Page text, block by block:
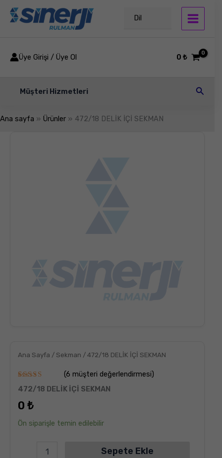
İçeriğe
atla
Dil
Üye Girişi / Üye Ol 0₺
Müşteri Hizmetleri Arama
Ana sayfa Ürünler 472/18 DELİK İÇİ SEKMAN
Ana Sayfa / Sekman / 472/18 DELİK İÇİ SEKMAN
6müşteri
puanına
5
5.00
puan
aldı
(6 müşteri değerlendirmesi)
472/18 DELİK İÇİ SEKMAN
0 ₺
Ön siparişle temin edilebilir
Sepete Ekle